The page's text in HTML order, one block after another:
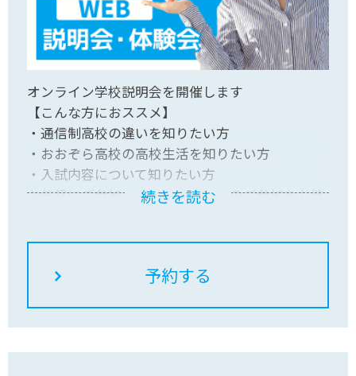
オンライン学校説明会を開催します
【こんな方におススメ】
・通信制高校の違いを知りたい方
・おおぞら高校の高校生活を知りたい方
・入試内容について知りたい方
お気軽にご参加ください！皆さんのご参加をお待
続きを読む